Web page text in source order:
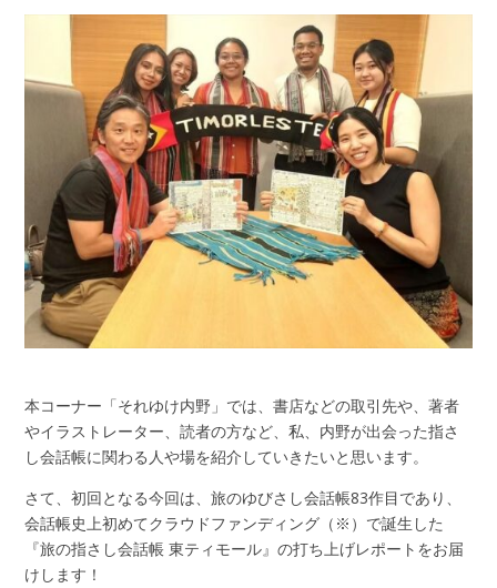
本コーナー「それゆけ内野」では、書店などの取引先や、著者
やイラストレーター、読者の方など、私、内野が出会った指さ
し会話帳に関わる人や場を紹介していきたいと思います。
さて、初回となる今回は、旅のゆびさし会話帳83作目であり、
会話帳史上初めてクラウドファンディング（※）で誕生した
『旅の指さし会話帳 東ティモール』の打ち上げレポートをお届
けします！